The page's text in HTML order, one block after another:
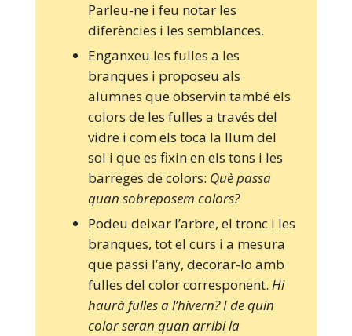
Parleu-ne i feu notar les
diferències i les semblances.
Enganxeu les fulles a les
branques i proposeu als
alumnes que observin també els
colors de les fulles a través del
vidre i com els toca la llum del
sol i que es fixin en els tons i les
barreges de colors: Què passa
quan sobreposem colors?
Podeu deixar l’arbre, el tronc i les
branques, tot el curs i a mesura
que passi l’any, decorar-lo amb
fulles del color corresponent. Hi
haurà fulles a l’hivern? I de quin
color seran quan arribi la